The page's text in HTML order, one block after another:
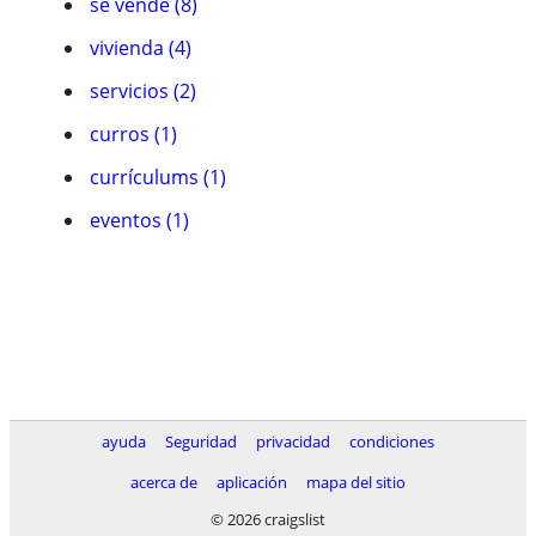
vivienda (4)
servicios (2)
curros (1)
currí­culums (1)
eventos (1)
ayuda Seguridad privacidad
condiciones
acerca de
aplicación
mapa del sitio
© 2026 craigslist